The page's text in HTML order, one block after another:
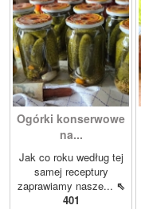
Ogórki konserwowe
na...
Jak co roku według tej
samej receptury
zaprawiamy nasze... ⇖
401